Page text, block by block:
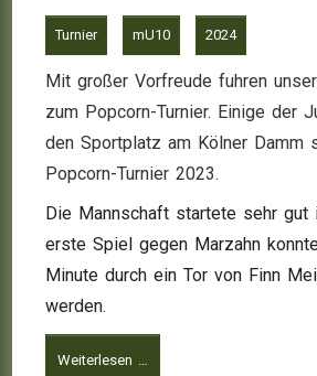
Turnier mU10 2024
Mit großer Vorfreude fuhren
zum Popcorn-Turnier. Einige der
den Sportplatz am Kölner Damm
Popcorn-Turnier 2023.
Die Mannschaft startete sehr gut
erste Spiel gegen Marzahn
Minute durch ein Tor von Finn
werden.
Weiterlesen …